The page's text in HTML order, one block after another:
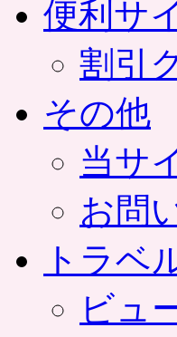
便利サ
割引
その他
当サ
お問
トラベ
ビュ